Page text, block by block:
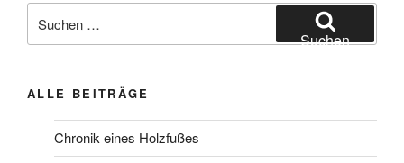
nach:
Suchen
ALLE BEITRÄGE
Chronik eines Holzfußes